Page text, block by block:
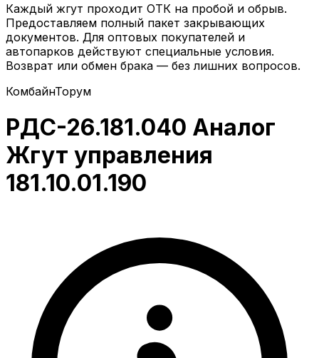
Каждый жгут проходит ОТК на пробой и обрыв.
Предоставляем полный пакет закрывающих
документов. Для оптовых покупателей и
автопарков действуют специальные условия.
Возврат или обмен брака — без лишних вопросов.
КомбайнТорум
РДС-26.181.040 Аналог
Жгут управления
181.10.01.190